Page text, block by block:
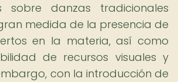
sobre danzas tradicionales
medida de la presencia de
en la materia, así como
de recursos visuales y
con la introducción de